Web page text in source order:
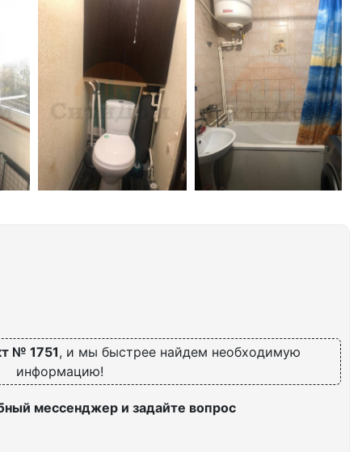
№ 1751, и мы быстрее найдем необходимую
информацию!
мессенджер и задайте вопрос